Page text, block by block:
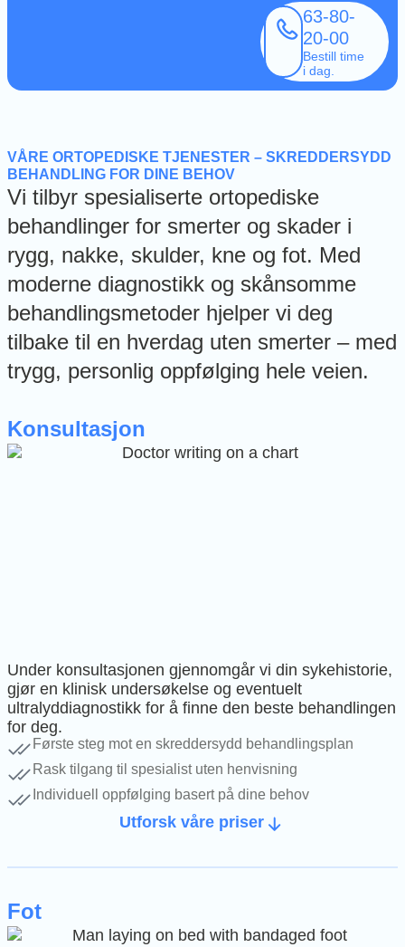
63-80-
20-00
Bestill time
i dag.
VÅRE ORTOPEDISKE TJENESTER – SKREDDERSYDD
BEHANDLING FOR DINE BEHOV
Vi tilbyr spesialiserte ortopediske
behandlinger for smerter og skader i
rygg, nakke, skulder, kne og fot. Med
moderne diagnostikk og skånsomme
behandlingsmetoder hjelper vi deg
tilbake til en hverdag uten smerter – med
trygg, personlig oppfølging hele veien.
Konsultasjon
Under konsultasjonen gjennomgår vi din sykehistorie,
gjør en klinisk undersøkelse og eventuelt
ultralyddiagnostikk for å finne den beste behandlingen
for deg.
Første steg mot en skreddersydd behandlingsplan
Rask tilgang til spesialist uten henvisning
Individuell oppfølging basert på dine behov
Utforsk våre priser
Fot